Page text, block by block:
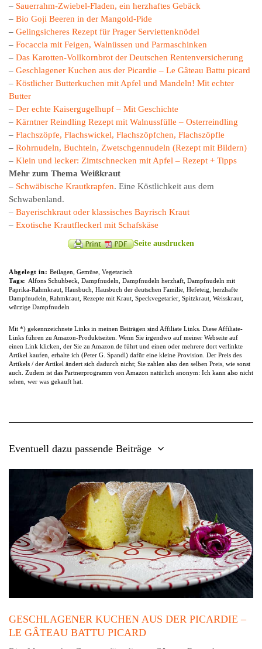
– Sauerrahm-Zwiebel-Fladen, ein herzhaftes Gebäck
– Bio Goji Beeren in der Mangold-Pide
– Gelingsicheres Rezept für Prager Serviettenknödel
– Focaccia mit Feigen, Walnüssen und Parmaschinken
– Das Karotten-Vollkornbrot der Deutschen Rentenversicherung
– Geschlagener Kuchen aus der Picardie – Le Gâteau Battu picard
– Köstlicher Butterkuchen mit Apfel und Mandeln! Mit echter
Butter
– Der echte Kaisergugelhupf – Mit Geschichte
– Kärntner Reindling Rezept mit Walnussfülle – Osterreindling
– Flachszöpfe, Flachswickel, Flachszöpfchen, Flachszöpfle
– Rohrnudeln, Buchteln, Zwetschgennudeln (Rezept mit Bildern)
– Klein und lecker: Zimtschnecken mit Apfel – Rezept + Tipps
Mehr zum Thema Weißkraut
– Schwäbische Krautkrapfen. Eine Köstlichkeit aus dem
Schwabenland.
– Bayerischkraut oder klassisches Bayrisch Kraut
– Exotische Krautfleckerl mit Schafskäse
Seite ausdrucken
Abgelegt in: Beilagen Gemüse, Vegetarisch
Tags: Alfons Schuhbeck Dampfnudeln Dampfnudeln herzhaft, Dampfnudeln mit
Paprika-Rahmkraut Hausbuch Hausbuch der deutschen Familie Hefeteig herzhafte
Dampfnudeln Rahmkraut Rezepte mit Kraut Speckvegetarier Spitzkraut Weisskraut
würzige Dampfnudeln
Mit *) gekennzeichnete Links in meinen Beiträgen sind Affiliate Links. Diese Affiliate-
Links führen zu Amazon-Produktseiten. Wenn Sie irgendwo auf meiner Webseite auf
einen Link klicken, der Sie zu Amazon.de führt und einen oder mehrere dort verlinkte
Artikel kaufen, erhalte ich (Peter G. Spandl) dafür eine kleine Provision. Der Preis des
Artikels / der Artikel ändert sich dadurch nicht; Sie zahlen also den selben Preis, wie sonst
auch. Zudem ist das Partnerprogramm von Amazon natürlich anonym: Ich kann also nicht
sehen, wer was gekauft hat.
Eventuell dazu passende Beiträge
GESCHLAGENER KUCHEN AUS DER PICARDIE –
LE GÂTEAU BATTU PICARD